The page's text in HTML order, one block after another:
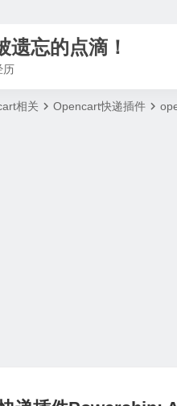
遗忘的点滴！
历
相关 Opencart快递插件